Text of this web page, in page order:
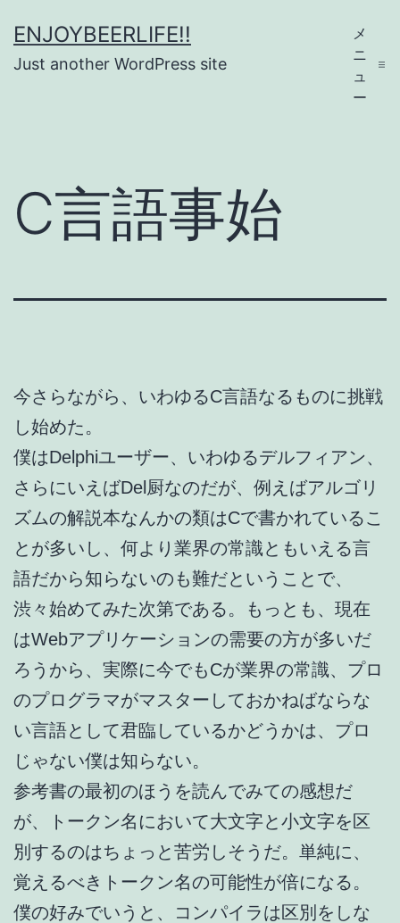
ン
テ
ENJOYBEERLIFE!!
Just another WordPress site
メ
ニ
ュ
ー
C言語事始
今さらながら、いわゆるC言語なるものに挑戦
し始めた。
僕はDelphiユーザー、いわゆるデルフィアン、
さらにいえばDel厨なのだが、例えばアルゴリ
ズムの解説本なんかの類はCで書かれているこ
とが多いし、何より業界の常識ともいえる言
語だから知らないのも難だということで、
渋々始めてみた次第である。もっとも、現在
はWebアプリケーションの需要の方が多いだ
ろうから、実際に今でもCが業界の常識、プロ
のプログラマがマスターしておかねばならな
い言語として君臨しているかどうかは、プロ
じゃない僕は知らない。
参考書の最初のほうを読んでみての感想だ
が、トークン名において大文字と小文字を区
別するのはちょっと苦労しそうだ。単純に、
覚えるべきトークン名の可能性が倍になる。
僕の好みでいうと、コンパイラは区別をしな